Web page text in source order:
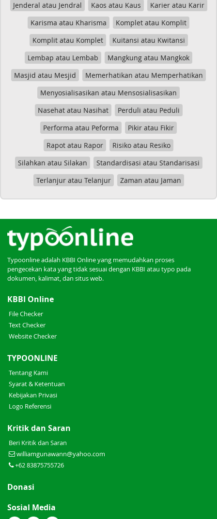
Jenderal atau Jendral
Kaos atau Kaus
Karier atau Karir
Karisma atau Kharisma
Komplet atau Komplit
Komplit atau Komplet
Kuitansi atau Kwitansi
Lembap atau Lembab
Mangkung atau Mangkok
Masjid atau Mesjid
Memerhatikan atau Memperhatikan
Menyosialisasikan atau Mensosialisasikan
Nasehat atau Nasihat
Perduli atau Peduli
Performa atau Peforma
Pikir atau Fikir
Rapot atau Rapor
Risiko atau Resiko
Silahkan atau Silakan
Standardisasi atau Standarisasi
Terlanjur atau Telanjur
Zaman atau Jaman
Typoonline adalah KBBI Online yang memudahkan proses
pengecekan kata yang tidak sesuai dengan KBBI atau typo pada
dokumen, kalimat, dan situs web.
KBBI Online
File Checker
Text Checker
Website Checker
TYPOONLINE
Tentang Kami
Syarat & Ketentuan
Kebijakan Privasi
Logo Referensi
Kritik dan Saran
Beri Kritik dan Saran
williamgunawann@yahoo.com
+62 83875755726
Donasi
Sosial Media